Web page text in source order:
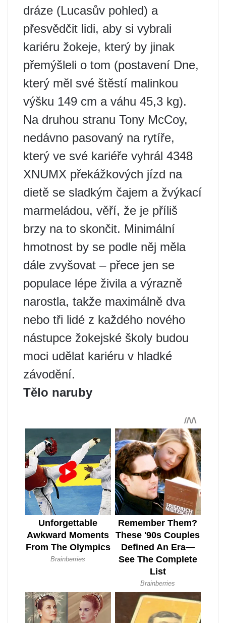
dráze (Lucasův pohled) a
přesvědčit lidi, aby si vybrali
kariéru žokeje, který by jinak
přemýšleli o tom (postavení Dne,
který měl své štěstí malinkou
výšku 149 cm a váhu 45,3 kg).
Na druhou stranu Tony McCoy,
nedávno pasovaný na rytíře,
který ve své kariéře vyhrál 4348
XNUMX překážkových jízd na
dietě se sladkým čajem a žvýkací
marmeládou, věří, že je příliš
brzy na to skončit. Minimální
hmotnost by se podle něj měla
dále zvyšovat – přece jen se
populace lépe živila a výrazně
narostla, takže maximálně dva
nebo tři lidé z každého nového
nástupce žokejské školy budou
moci udělat kariéru v hladké
závodění.
Tělo naruby